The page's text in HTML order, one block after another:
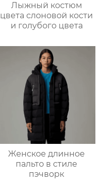
Лыжный костюм
цвета слоновой кости
и голубого цвета
Женское длинное
пальто в стиле
пэчворк